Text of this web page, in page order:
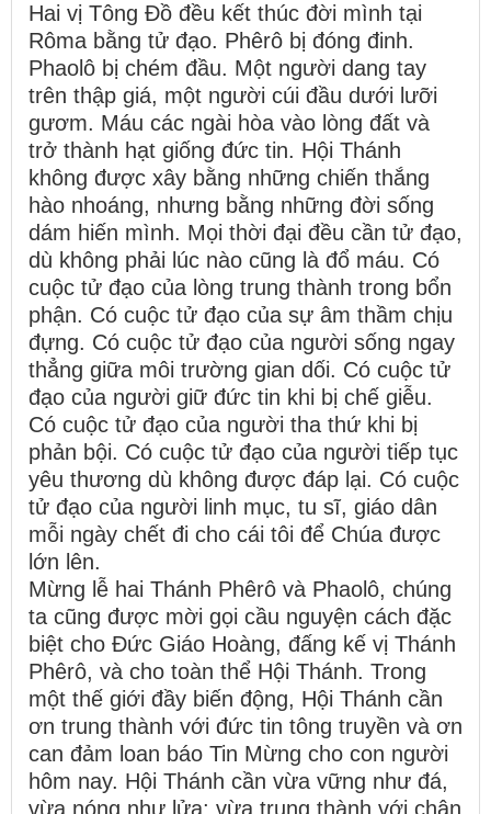
Hai vị Tông Đồ đều kết thúc đời mình tại
Rôma bằng tử đạo. Phêrô bị đóng đinh.
Phaolô bị chém đầu. Một người dang tay
trên thập giá, một người cúi đầu dưới lưỡi
gươm. Máu các ngài hòa vào lòng đất và
trở thành hạt giống đức tin. Hội Thánh
không được xây bằng những chiến thắng
hào nhoáng, nhưng bằng những đời sống
dám hiến mình. Mọi thời đại đều cần tử đạo,
dù không phải lúc nào cũng là đổ máu. Có
cuộc tử đạo của lòng trung thành trong bổn
phận. Có cuộc tử đạo của sự âm thầm chịu
đựng. Có cuộc tử đạo của người sống ngay
thẳng giữa môi trường gian dối. Có cuộc tử
đạo của người giữ đức tin khi bị chế giễu.
Có cuộc tử đạo của người tha thứ khi bị
phản bội. Có cuộc tử đạo của người tiếp tục
yêu thương dù không được đáp lại. Có cuộc
tử đạo của người linh mục, tu sĩ, giáo dân
mỗi ngày chết đi cho cái tôi để Chúa được
lớn lên.
Mừng lễ hai Thánh Phêrô và Phaolô, chúng
ta cũng được mời gọi cầu nguyện cách đặc
biệt cho Đức Giáo Hoàng, đấng kế vị Thánh
Phêrô, và cho toàn thể Hội Thánh. Trong
một thế giới đầy biến động, Hội Thánh cần
ơn trung thành với đức tin tông truyền và ơn
can đảm loan báo Tin Mừng cho con người
hôm nay. Hội Thánh cần vừa vững như đá,
vừa nóng như lửa; vừa trung thành với chân